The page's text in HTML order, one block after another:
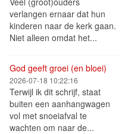
verlangen ernaar dat hun
kinderen naar de kerk gaan.
Niet alleen omdat het...
God geeft groei (en bloei)
2026-07-18 10:22:16
Terwijl ik dit schrijf, staat
buiten een aanhangwagen
vol met snoeiafval te
wachten om naar de...